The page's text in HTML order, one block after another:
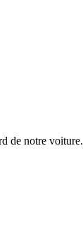
de notre voiture.